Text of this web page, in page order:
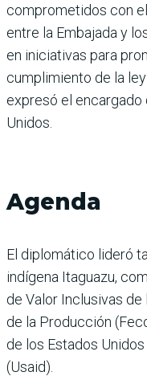
comprometidos con
entre la Embajada y
en iniciativas para
cumplimiento de la
expresó el
Unidos.
Agenda
El diplomático lideró
indígena Itaguazu,
de Valor Inclusivas
de la Producción
de los Estados
(Usaid).